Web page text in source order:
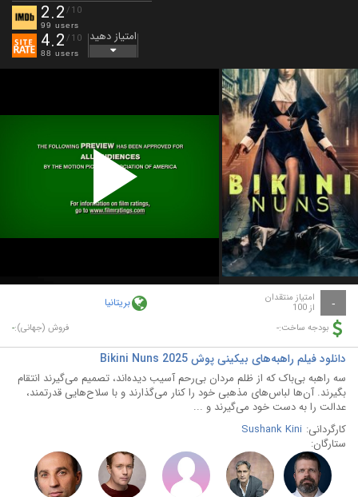
2.2 /10
99 users
4.2 /10
88 users
امتیاز دهید
Play
Video
- امتیاز منتقدان
از 100 بریتانیا
بودجه ساخت:- فروش (جهانی):-
دانلود فیلم راهبه‌های بیکینی پوش Bikini Nuns 2025
سه راهبه بی‌باک که از ظلم مردان بی‌رحم آسیب دیده‌اند، تصمیم می‌گیرند انتقام
بگیرند. آن‌ها لباس‌های مذهبی خود را کنار می‌گذارند و با سلاح‌هایی قدرتمند،
عدالت را به دست خود می‌گیرند و ...
کارگردانی: Sushank Kini
ستارگان: